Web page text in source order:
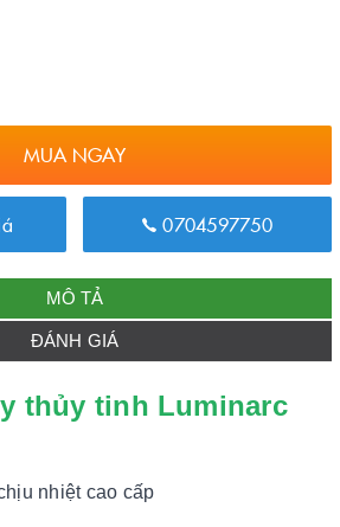
MUA NGAY
0704597750
MÔ TẢ
ĐÁNH GIÁ
thủy tinh Luminarc
nhiệt cao cấp